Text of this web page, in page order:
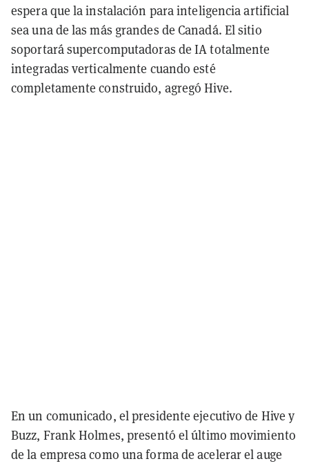
espera que la instalación para inteligencia artificial
sea una de las más grandes de Canadá. El sitio
soportará supercomputadoras de IA totalmente
integradas verticalmente cuando esté
completamente construido, agregó Hive.
En un comunicado, el presidente ejecutivo de Hive y
Buzz, Frank Holmes, presentó el último movimiento
de la empresa como una forma de acelerar el auge